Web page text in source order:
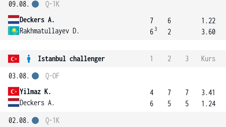
09.08.
Deckers A.
Rakhmatullayev D.
Q-1K
7
6 3
6
2
1.22
3.60
Istanbul challenger 1 2 3
Kurs
03.08.
Yilmaz K.
Deckers A.
Q-OF
4
6
7
5
7
5
3.41
1.24
02.08.
Q-1K